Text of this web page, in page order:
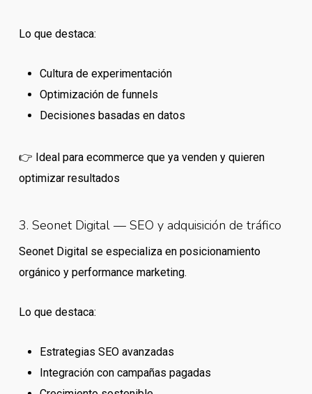
Lo que destaca:
Cultura de experimentación
Optimización de funnels
Decisiones basadas en datos
👉 Ideal para ecommerce que ya venden y quieren
optimizar resultados
3. Seonet Digital — SEO y adquisición de tráfico
Seonet Digital se especializa en posicionamiento
orgánico y performance marketing.
Lo que destaca:
Estrategias SEO avanzadas
Integración con campañas pagadas